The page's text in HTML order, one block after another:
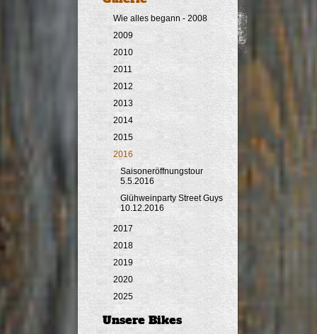
Wie alles begann - 2008
2009
2010
2011
2012
2013
2014
2015
2016
Saisoneröffnungstour
5.5.2016
Glühweinparty Street Guys
10.12.2016
2017
2018
2019
2020
2025
Unsere Bikes